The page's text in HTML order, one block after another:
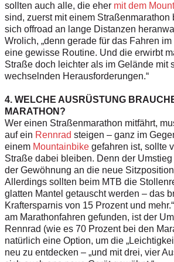
sollten auch alle, die eher mit dem
sind, zuerst mit einem Straßenmarathon
sich offroad an lange Distanzen
Wrolich, „denn gerade für das Fahren
eine gewisse Routine. Und die erwirbt
Straße doch leichter als im Gelände mit
wechselnden Herausforderungen.“
4. WELCHE AUSRÜSTUNG
MARATHON?
Wer einen Straßenmarathon mitfährt,
auf ein Rennrad steigen – ganz im
einem Mountainbike gefahren ist, sollte
Straße dabei bleiben. Denn der
der Gewöhnung an die neue
Allerdings sollten beim MTB die
glatten Mantel getauscht werden – das
Kraftersparnis von 15 Prozent und
am Marathonfahren gefunden, ist der
Rennrad (wie es 70 Prozent bei den
natürlich eine Option, um die
neu zu entdecken – „und mit drei, vier